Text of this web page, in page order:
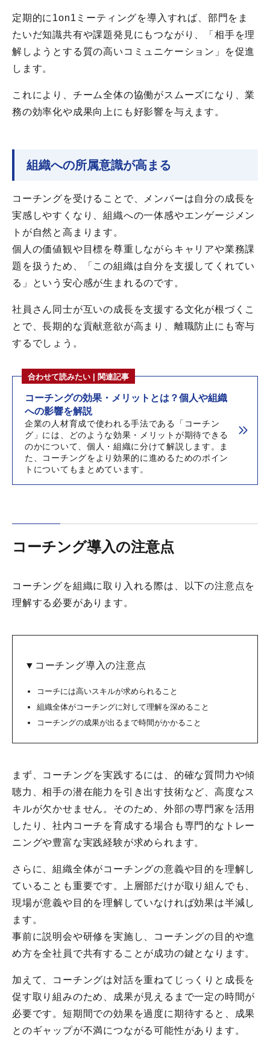
定期的に1on1ミーティングを導入すれば、部門をま
たいだ知識共有や課題発見にもつながり、「相手を理
解しようとする質の高いコミュニケーション」を促進
します。
これにより、チーム全体の協働がスムーズになり、業
務の効率化や成果向上にも好影響を与えます。
組織への所属意識が高まる
コーチングを受けることで、メンバーは自分の成長を
実感しやすくなり、組織への一体感やエンゲージメン
トが自然と高まります。
個人の価値観や目標を尊重しながらキャリアや業務課
題を扱うため、「この組織は自分を支援してくれてい
る」という安心感が生まれるのです。
社員さん同士が互いの成長を支援する文化が根づくこ
とで、長期的な貢献意欲が高まり、離職防止にも寄与
するでしょう。
合わせて読みたい | 関連記事
コーチングの効果・メリットとは？個人や組織
への影響を解説
企業の人材育成で使われる手法である「コーチン
グ」には、どのような効果・メリットが期待できる
のかについて、個人・組織に分けて解説します。ま
た、コーチングをより効果的に進めるためのポイン
トについてもまとめています。
コーチング導入の注意点
コーチングを組織に取り入れる際は、以下の注意点を
理解する必要があります。
▼コーチング導入の注意点
コーチには高いスキルが求められること
組織全体がコーチングに対して理解を深めること
コーチングの成果が出るまで時間がかかること
まず、コーチングを実践するには、的確な質問力や傾
聴力、相手の潜在能力を引き出す技術など、高度なス
キルが欠かせません。そのため、外部の専門家を活用
したり、社内コーチを育成する場合も専門的なトレー
ニングや豊富な実践経験が求められます。
さらに、組織全体がコーチングの意義や目的を理解し
ていることも重要です。上層部だけが取り組んでも、
現場が意義や目的を理解していなければ効果は半減し
ます。
事前に説明会や研修を実施し、コーチングの目的や進
め方を全社員で共有することが成功の鍵となります。
加えて、コーチングは対話を重ねてじっくりと成長を
促す取り組みのため、成果が見えるまで一定の時間が
必要です。短期間での効果を過度に期待すると、成果
とのギャップが不満につながる可能性があります。